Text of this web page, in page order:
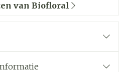
van Biofloral